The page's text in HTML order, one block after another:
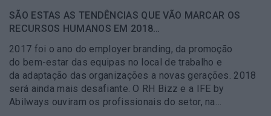
SÃO ESTAS AS TENDÊNCIAS QUE VÃO MARCAR OS
RECURSOS HUMANOS EM 2018…
2017 foi o ano do employer branding, da promoção
do bem-estar das equipas no local de trabalho e
da adaptação das organizações a novas gerações. 2018
será ainda mais desafiante. O RH Bizz e a IFE by
Abilways ouviram os profissionais do setor, na…